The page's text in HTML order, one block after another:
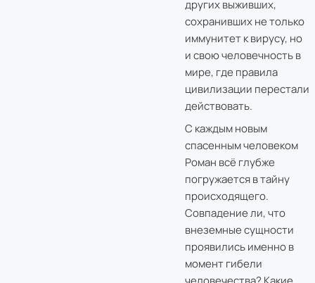
других выживших,
сохранивших не только
иммунитет к вирусу, но
и свою человечность в
мире, где правила
цивилизации перестали
действовать.
С каждым новым
спасенным человеком
Роман всё глубже
погружается в тайну
происходящего.
Совпадение ли, что
внеземные сущности
проявились именно в
момент гибели